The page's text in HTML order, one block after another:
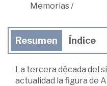
Memorias /
Resumen Índice
La tercera década del
actualidad la figura de